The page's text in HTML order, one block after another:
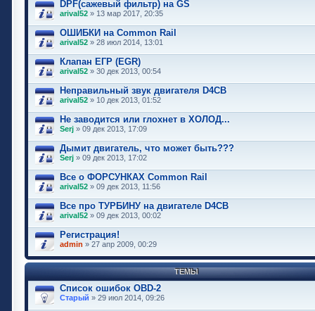
DPF(сажевый фильтр) на GS
arival52 » 13 мар 2017, 20:35
ОШИБКИ на Common Rail
arival52 » 28 июл 2014, 13:01
Клапан ЕГР (EGR)
arival52 » 30 дек 2013, 00:54
Неправильный звук двигателя D4CB
arival52 » 10 дек 2013, 01:52
Не заводится или глохнет в ХОЛОД...
Serj » 09 дек 2013, 17:09
Дымит двигатель, что может быть???
Serj » 09 дек 2013, 17:02
Все о ФОРСУНКАХ Common Rail
arival52 » 09 дек 2013, 11:56
Все про ТУРБИНУ на двигателе D4CB
arival52 » 09 дек 2013, 00:02
Регистрация!
admin » 27 апр 2009, 00:29
ТЕМЫ
Список ошибок OBD-2
Старый » 29 июл 2014, 09:26